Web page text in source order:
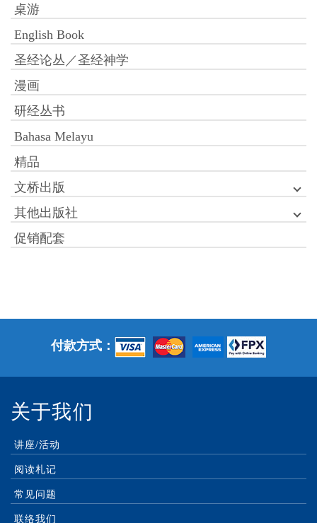
桌游
English Book
圣经论丛／圣经神学
漫画
研经丛书
Bahasa Melayu
精品
文桥出版
其他出版社
促销配套
付款方式：
关于我们
讲座/活动
阅读札记
常见问题
联络我们